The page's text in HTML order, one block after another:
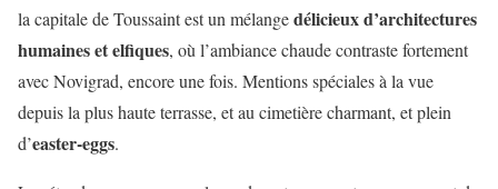
la capitale de Toussaint est un mélangedélicieux d’architectures
humaines et elfiques, où l’ambiance chaude contraste fortement
avec Novigrad, encore une fois. Mentions spéciales à la vue
depuis la plus haute terrasse, et au cimetière charmant, et plein
d’easter-eggs.